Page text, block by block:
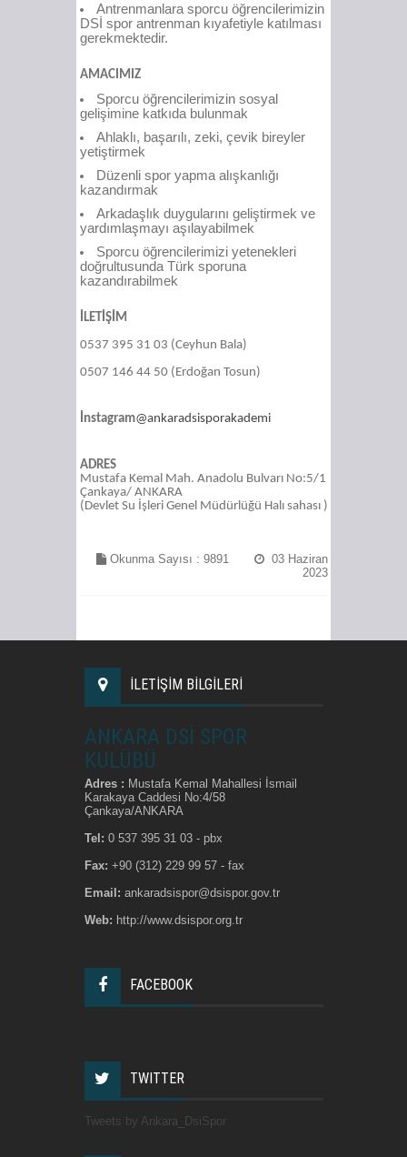
Antrenmanlara sporcu öğrencilerimizin
DSİ spor antrenman kıyafetiyle katılması
gerekmektedir.
AMACIMIZ
Sporcu öğrencilerimizin sosyal
gelişimine katkıda bulunmak
Ahlaklı, başarılı, zeki, çevik bireyler
yetiştirmek
Düzenli spor yapma alışkanlığı
kazandırmak
Arkadaşlık duygularını geliştirmek ve
yardımlaşmayı aşılayabilmek
Sporcu öğrencilerimizi yetenekleri
doğrultusunda Türk sporuna
kazandırabilmek
İLETİŞİM
0537 395 31 03 (Ceyhun Bala)
0507 146 44 50 (Erdoğan Tosun)
İnstagram@ankaradsisporakademi
ADRES
Mustafa Kemal Mah. Anadolu Bulvarı No:5/1
Çankaya/ ANKARA
(Devlet Su İşleri Genel Müdürlüğü Halı sahası )
Okunma Sayısı : 9891
03 Haziran
2023
İLETİŞİM BİLGİLERİ
ANKARA DSİ SPOR
KULÜBÜ
Adres : Mustafa Kemal Mahallesi İsmail
Karakaya Caddesi No:4/58
Çankaya/ANKARA
Tel: 0 537 395 31 03 - pbx
Fax: +90 (312) 229 99 57 - fax
Email: ankaradsispor@dsispor.gov.tr
Web: http://www.dsispor.org.tr
FACEBOOK
TWITTER
Tweets by Ankara_DsiSpor